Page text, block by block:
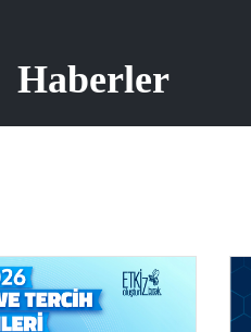
Haberler